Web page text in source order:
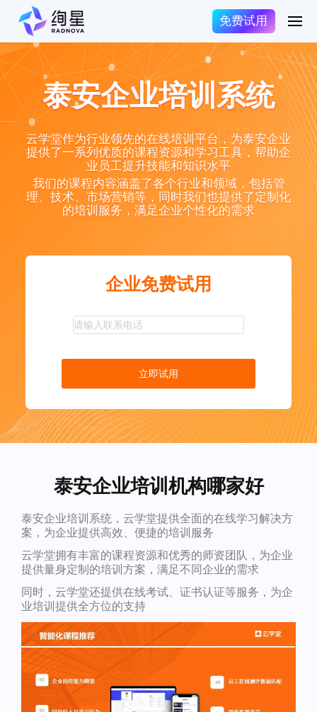
免费试用
泰安企业培训系统
云学堂作为行业领先的在线培训平台，为泰安企业
提供了一系列优质的课程资源和学习工具，帮助企
业员工提升技能和知识水平
我们的课程内容涵盖了各个行业和领域，包括管
理、技术、市场营销等，同时我们也提供了定制化
的培训服务，满足企业个性化的需求
企业免费试用
立即试用
泰安企业培训机构哪家好
泰安企业培训系统，云学堂提供全面的在线学习解决方
案，为企业提供高效、便捷的培训服务
云学堂拥有丰富的课程资源和优秀的师资团队，为企业
提供量身定制的培训方案，满足不同企业的需求
同时，云学堂还提供在线考试、证书认证等服务，为企
业培训提供全方位的支持